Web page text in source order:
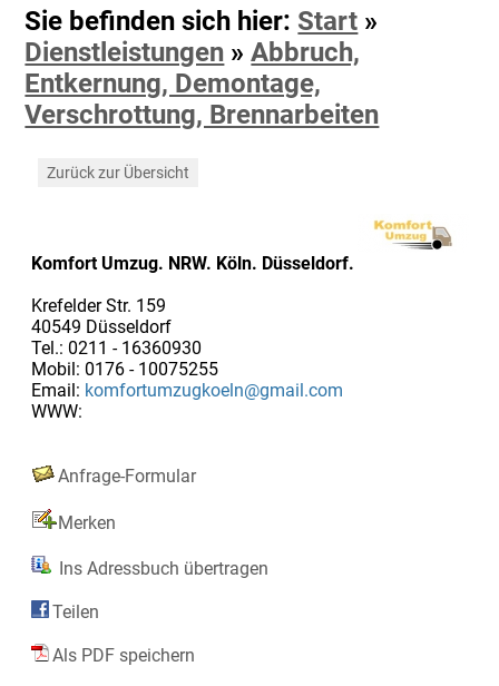
Sie befinden sich hier: Start »
Dienstleistungen »Abbruch,
Entkernung, Demontage,
Verschrottung, Brennarbeiten
Zurück zur Übersicht
Komfort Umzug. NRW. Köln. Düsseldorf.
Krefelder Str. 159
40549 Düsseldorf
Tel.: 0211 - 16360930
Mobil: 0176 - 10075255
Email: komfortumzugkoeln@gmail.com
WWW:
Anfrage-Formular
Merken
Ins Adressbuch übertragen
Teilen
Als PDF speichern